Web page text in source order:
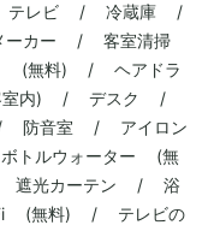
/ テレビ / 冷蔵庫 /
カー / 客室清掃
(無料) / ヘアドラ
室内) / デスク /
防音室 / アイロン
ルウォーター (無
光カーテン / 浴
(無料) / テレビの